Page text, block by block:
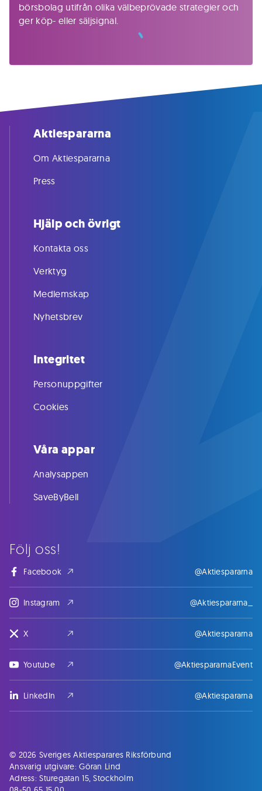
börsbolag utifrån olika välbeprövade strategier och
ger köp- eller säljsignal.
Följ oss!
Facebook @Aktiespararna
Instagram @Aktiespararna_
X @Aktiespararna
Youtube @AktiespararnaEvent
LinkedIn @Aktiespararna
Aktiespararna
Om Aktiespararna
Press
Hjälp och övrigt
Kontakta oss
Verktyg
Medlemskap
Nyhetsbrev
Integritet
Personuppgifter
Cookies
Våra appar
Analysappen
SaveByBell
© 2026 Sveriges Aktiesparares Riksförbund
Ansvarig utgivare: Göran Lind
Adress: Sturegatan 15, Stockholm